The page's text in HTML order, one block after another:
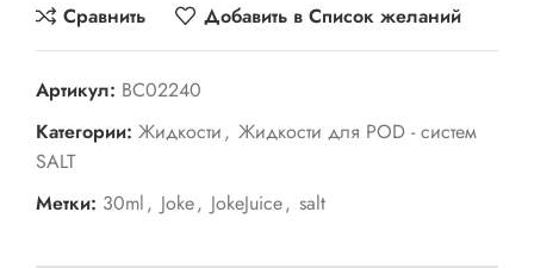
Сравнить
Добавить в Список желаний
Артикул: BC02240
Категории: Жидкости, Жидкости для POD - систем
SALT
Метки: 30ml, Joke, JokeJuice, salt